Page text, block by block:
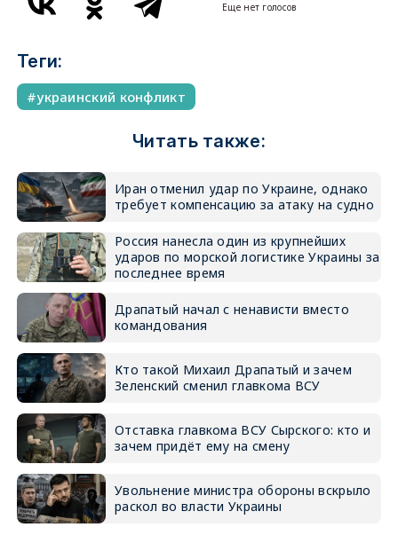
Еще нет голосов
Теги:
украинский конфликт
Читать также:
Иран отменил удар по Украине, однако
требует компенсацию за атаку на судно
Россия нанесла один из крупнейших
ударов по морской логистике Украины за
последнее время
Драпатый начал с ненависти вместо
командования
Кто такой Михаил Драпатый и зачем
Зеленский сменил главкома ВСУ
Отставка главкома ВСУ Сырского: кто и
зачем придёт ему на смену
Увольнение министра обороны вскрыло
раскол во власти Украины